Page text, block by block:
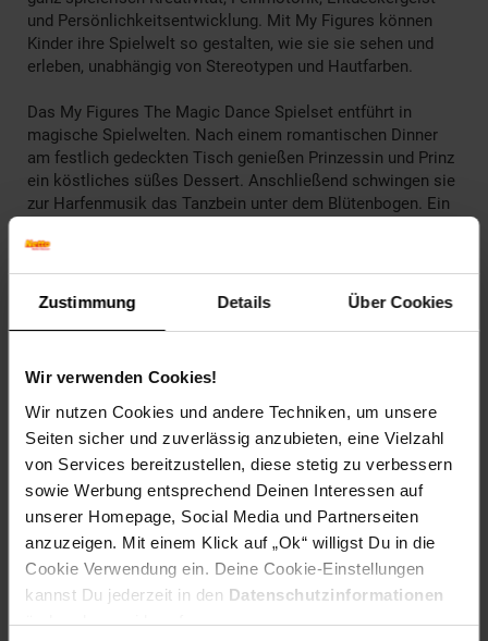
Zustimmung Details Über Cookies
Wir verwenden Cookies!
Wir nutzen Cookies und andere Techniken, um unsere
Seiten sicher und zuverlässig anzubieten, eine Vielzahl
von Services bereitzustellen, diese stetig zu verbessern
sowie Werbung entsprechend Deinen Interessen auf
unserer Homepage, Social Media und Partnerseiten
anzuzeigen. Mit einem Klick auf „Ok“ willigst Du in die
Cookie Verwendung ein. Deine Cookie-Einstellungen
kannst Du jederzeit in den Datenschutzinformationen
ändern bzw. widerrufen.
und Persönlichkeitsentwicklung. Mit My Figures können
Kinder ihre Spielwelt so gestalten, wie sie sie sehen und
erleben, unabhängig von Stereotypen und Hautfarben.
Das My Figures The Magic Dance Spielset entführt in
magische Spielwelten. Nach einem romantischen Dinner
am festlich gedeckten Tisch genießen Prinzessin und Prinz
ein köstliches süßes Dessert. Anschließend schwingen sie
zur Harfenmusik das Tanzbein unter dem Blütenbogen. Ein
ACHTUNG! Nicht geeignet für Kinder unter 3 Jahren,
Artikelnummer: 2677949000
Artikel gehört zur Kategorie:Action- & Spielzeugfiguren
Versandinformationen